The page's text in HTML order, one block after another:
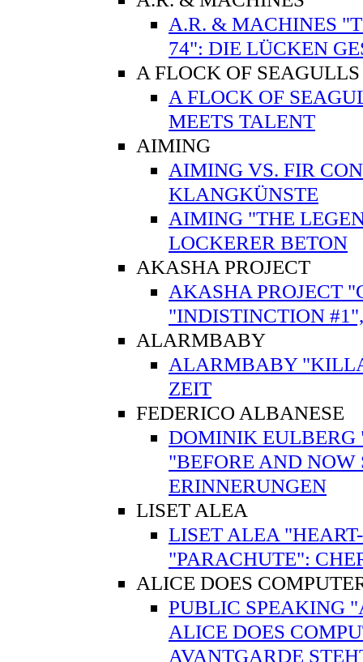
A.R. & MACHINES
74": DIE LÜCKEN
A FLOCK OF SEAGULLS
A FLOCK OF
MEETS TALENT
AIMING
AIMING VS. FIR
KLANGKÜNSTE
AIMING "THE
LOCKERER BETON
AKASHA PROJECT
AKASHA PROJECT
"INDISTINCTION
ALARMBABY
ALARMBABY
ZEIT
FEDERICO ALBANESE
DOMINIK EULBERG
"BEFORE AND
ERINNERUNGEN
LISET ALEA
LISET ALEA
"PARACHUTE":
ALICE DOES
PUBLIC SPEAKING
ALICE DOES
AVANTGARDE